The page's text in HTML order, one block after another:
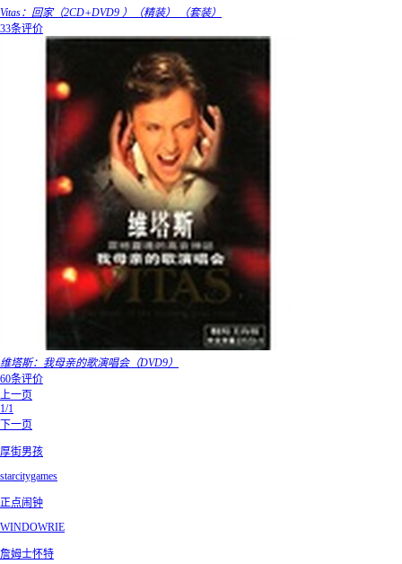
Vitas：回家（2CD+DVD9 ）（精装） （套装）
33条评价
维塔斯：我母亲的歌演唱会（DVD9）
60条评价
上一页
1/1
下一页
厚街男孩
starcitygames
正点闹钟
WINDOWRIE
詹姆士怀特